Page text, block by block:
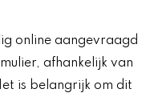
online aangevraagd
afhankelijk van
is belangrijk om dit